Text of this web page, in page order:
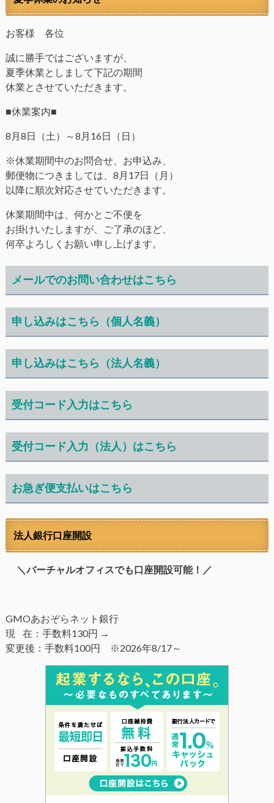
お客様 各位
誠に勝手ではございますが、
夏季休業としまして下記の期間
休業とさせていただきます。
■休業案内■
8月8日（土）～8月16日（日）
※休業期間中のお問合せ、お申込み、
郵便物につきましては、8月17日（月）
以降に順次対応させていただきます。
休業期間中は、何かとご不便を
お掛けいたしますが、ご了承のほど、
何卒よろしくお願い申し上げます。
メールでのお問い合わせはこちら
申し込みはこちら（個人名義）
申し込みはこちら（法人名義）
受付コード入力はこちら
受付コード入力（法人）はこちら
お急ぎ便支払いはこちら
法人銀行口座開設
＼バーチャルオフィスでも口座開設可能！／
GMOあおぞらネット銀行
現 在：手数料130円 →
変更後：手数料100円 ※2026年8/17～